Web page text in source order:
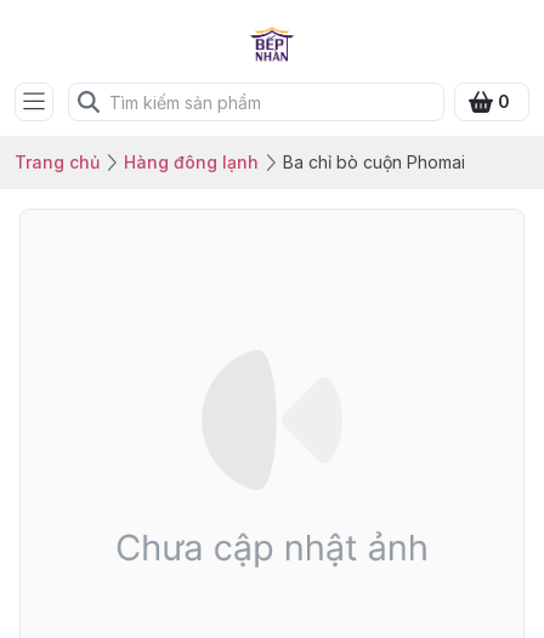
0
Trang chủ Hàng đông lạnh Ba chỉ bò cuộn Phomai